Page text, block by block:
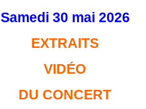
Samedi 30 mai 2026
EXTRAITS
VIDÉO
DU CONCERT